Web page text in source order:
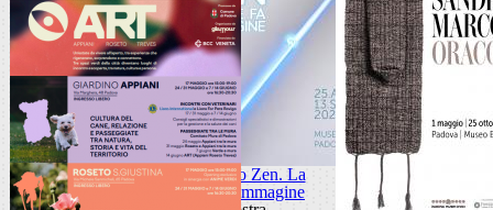
Giancarlo Zen. La
luce fa l'immagine